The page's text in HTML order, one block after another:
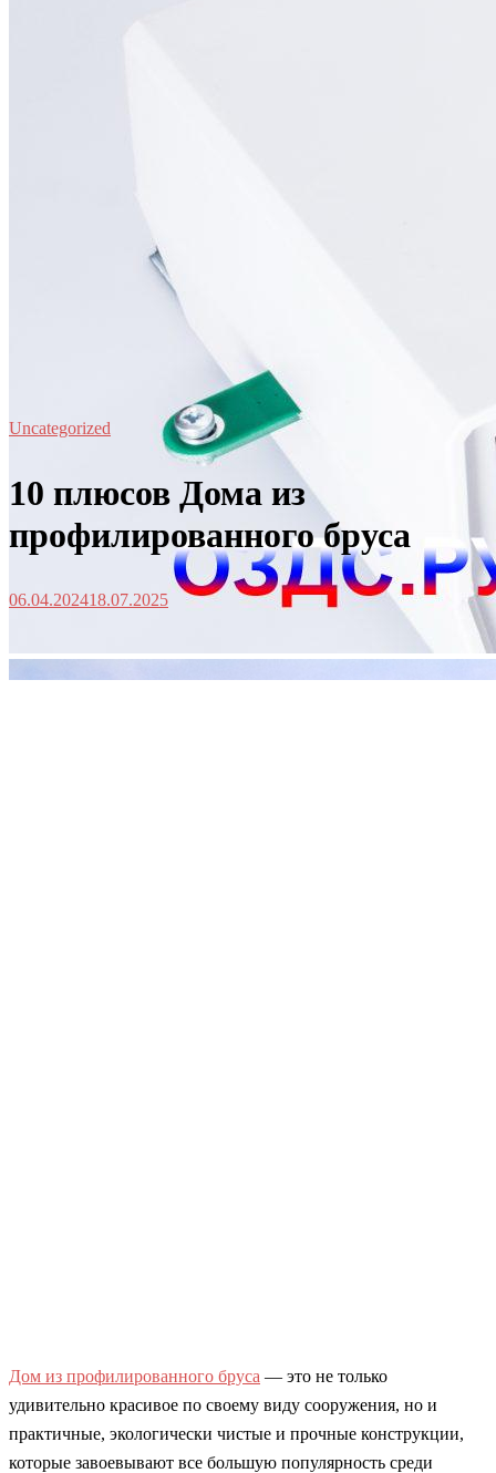
Uncategorized
10 плюсов Дома из
профилированного бруса
06.04.202418.07.2025
Дом из профилированного бруса — это не только
удивительно красивое по своему виду сооружения, но и
практичные, экологически чистые и прочные конструкции,
которые завоевывают все большую популярность среди